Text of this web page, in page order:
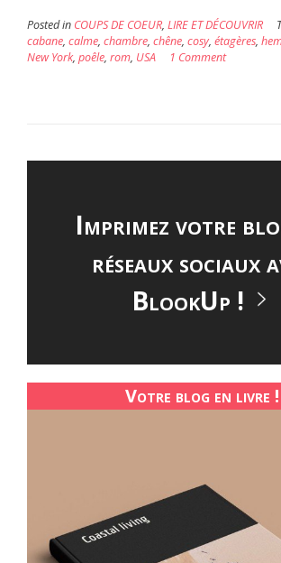
Posted in COUPS DE COEUR, LIRE ET DÉCOUVRIR
cabane, calme, chambre, chêne, cosy, étagères,
New York, poêle, rom, USA 1 Comment
Imprimez votre
réseaux sociaux
BlookUp !
Votre blog en livre !